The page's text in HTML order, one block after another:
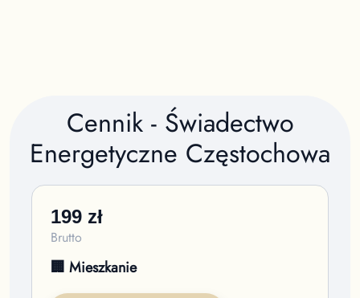
Cennik - Świadectwo
Energetyczne Częstochowa
199 zł
Brutto
🏢 Mieszkanie